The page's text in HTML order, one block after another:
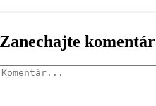
Zanechajte komentár